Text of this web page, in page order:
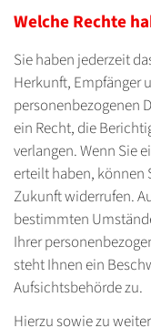
Welche Rechte
Sie haben jederzeit
Herkunft, Empfänger
personenbezogenen
ein Recht, die
verlangen. Wenn Sie
erteilt haben, können
Zukunft widerrufen.
bestimmten
Ihrer
steht Ihnen ein
Aufsichtsbehörde zu.
Hierzu sowie zu